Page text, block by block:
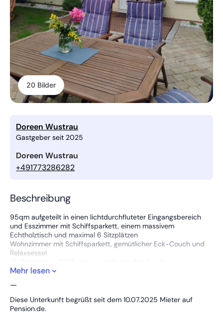
20 Bilder
Doreen Wustrau
Gastgeber seit 2025
Doreen Wustrau
+491773286282
Beschreibung
95qm aufgeteilt in einen lichtdurchfluteter Eingangsbereich
und Esszimmer mit Schiffsparkett, einem massivem
Echtholztisch und maximal 6 Sitzplätzen
Wohnzimmer mit Schiffsparkett, gemütlicher Eck-Couch und
Relaxsessel
Gemütlichkeit auch im Winter
komplett ausgestatteten Küchenzeile und hellen Fliesen
modernes Wannen-Bad im Obergeschoss mit Tageslicht, ab
Oktober mit zusätzlichem Duschbad im Erdgeschoss
Mehr lesen
—
Diese Unterkunft begrüßt seit dem 10.07.2025 Mieter auf
Pension.de.